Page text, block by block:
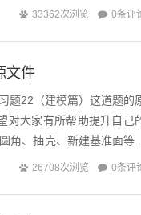
33362次浏览 0条评
文件
题22（建模篇）这道题的
对大家有所帮助提升自己
角、抽壳、新建基准面等
26708次浏览 0条评